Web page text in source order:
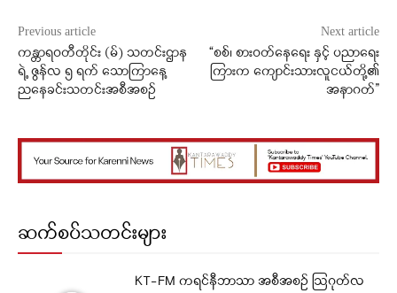
Previous article
ကန္တာရဝတီတိုင်း (မ်) သတင်းဌာန
ရဲ့ ဇွန်လ ၅ ရက် သောကြာနေ့
ညနေခင်းသတင်းအစီအစဉ်
Next article
“စစ်၊ စားဝတ်နေရေး နှင့် ပညာရေး
ကြားက ကျောင်းသားလူငယ်တို့၏
အနာဂတ်”
ဆက်စပ်သတင်းများ
KT-FM ကရင်နီဘာသာ အစီအစဉ် ဩဂုတ်လ